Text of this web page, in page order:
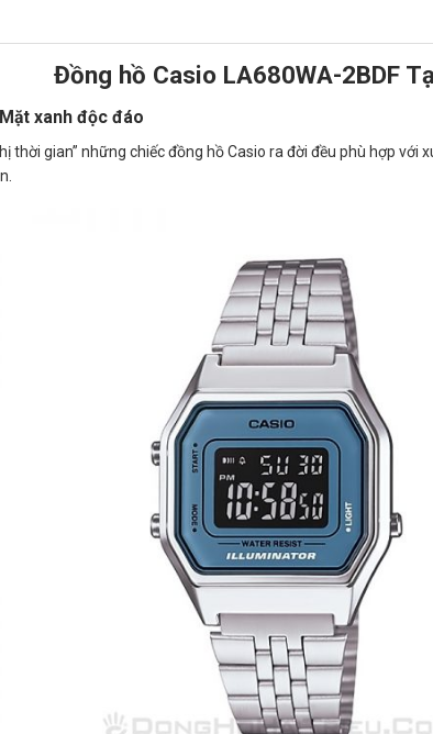
Đồng hồ Casio LA680WA-2BDF
xanh độc đáo
thời gian” những chiếc đồng hồ Casio ra đời đều phù hợp